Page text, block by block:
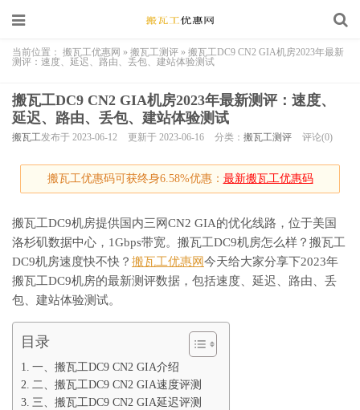
当前位置： 搬瓦工优惠网 » 搬瓦工测评 » 搬瓦工DC9 CN2 GIA机房2023年最新
测评：速度、延迟、路由、丢包、建站体验测试
搬瓦工DC9 CN2 GIA机房2023年最新测评：速度、
延迟、路由、丢包、建站体验测试
搬瓦工发布于 2023-06-12 更新于 2023-06-16 分类： 搬瓦工测评 评论(0)
搬瓦工优惠码可获终身6.58%优惠： 最新搬瓦工优惠码
搬瓦工DC9机房提供国内三网CN2 GIA的优化线路，位于美国
洛杉矶数据中心，1Gbps带宽。搬瓦工DC9机房怎么样？搬瓦工
DC9机房速度快不快？ 搬瓦工优惠网今天给大家分享下2023年
搬瓦工DC9机房的最新测评数据，包括速度、延迟、路由、丢
包、建站体验测试。
目录
一、搬瓦工DC9 CN2 GIA介绍
二、搬瓦工DC9 CN2 GIA速度评测
三、搬瓦工DC9 CN2 GIA延迟评测